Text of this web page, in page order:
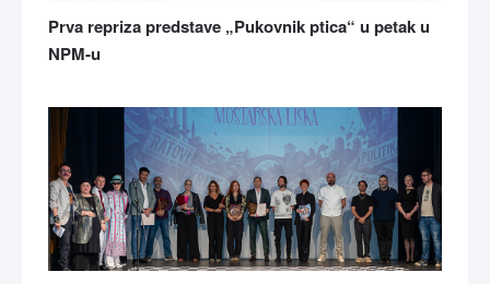
Prva repriza predstave „Pukovnik ptica“ u petak u
NPM-u